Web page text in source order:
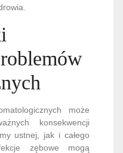
może
konsekwencji
ustnej, jak i całego
zębowe mogą